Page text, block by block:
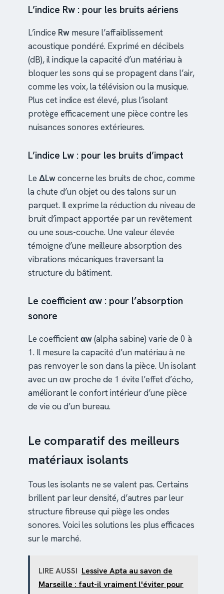
L’indice Rw : pour les bruits aériens
L’indice Rw mesure l’affaiblissement
acoustique pondéré. Exprimé en décibels
(dB), il indique la capacité d’un matériau à
bloquer les sons qui se propagent dans l’air,
comme les voix, la télévision ou la musique.
Plus cet indice est élevé, plus l’isolant
protège efficacement une pièce contre les
nuisances sonores extérieures.
L’indice Lw : pour les bruits d’impact
Le ΔLwconcerne les bruits de choc, comme
la chute d’un objet ou des talons sur un
parquet. Il exprime la réduction du niveau de
bruit d’impact apportée par un revêtement
ou une sous-couche. Une valeur élevée
témoigne d’une meilleure absorption des
vibrations mécaniques traversant la
structure du bâtiment.
Le coefficient αw : pour l’absorption
sonore
Le coefficientαw(alpha sabine) varie de 0 à
1. Il mesure la capacité d’un matériau à ne
pas renvoyer le son dans la pièce. Un isolant
avec un αw proche de 1 évite l’effet d’écho,
améliorant le confort intérieur d’une pièce
de vie ou d’un bureau.
Le comparatif des meilleurs
matériaux isolants
Tous les isolants ne se valent pas. Certains
brillent par leur densité, d’autres par leur
structure fibreuse qui piège les ondes
sonores. Voici les solutions les plus efficaces
sur le marché.
LIRE AUSSI Lessive Apta au savon de
Marseille : faut-il vraiment l'éviter pour